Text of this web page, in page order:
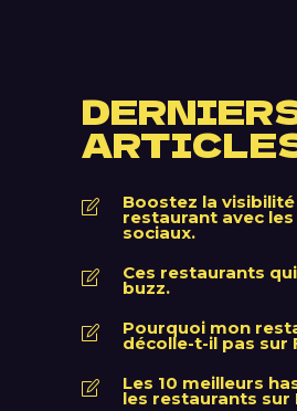
Boostez la
restaurant avec
sociaux.
Ces restaurants
buzz.
Pourquoi mon
décolle-t-il pas sur
Les 10 meilleurs
les restaurants sur